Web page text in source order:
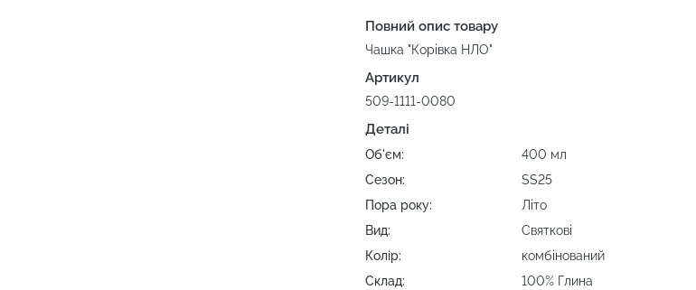
Повний опис товару
Чашка "Корівка НЛО"
Артикул
509-1111-0080
Деталі
Об'єм:
400 мл
Сезон:
SS25
Пора року:
Літо
Вид:
Святкові
Колір:
комбінований
Склад:
100% Глина